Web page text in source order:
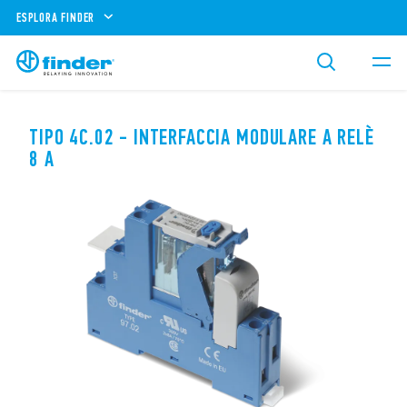
ESPLORA FINDER
TIPO 4C.02 - INTERFACCIA MODULARE A RELÈ
8 A